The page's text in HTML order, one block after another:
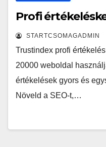
Profi
STARTCSOMAGADMIN
Trustindex profi
20000 weboldal
értékelések gyors és
Növeld a SEO-t,…